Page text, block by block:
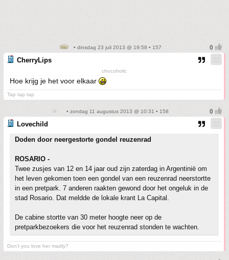
• dinsdag 23 juli 2013 @ 19:58 • 157
CherryLips
chocoholic
Hoe krijg je het voor elkaar
Tap tap tap
• zondag 11 augustus 2013 @ 10:31 • 158
Lovechild
Doden door neergestorte gondel reuzenrad
ROSARIO -
Twee zusjes van 12 en 14 jaar oud zijn zaterdag in Argentinië om
het leven gekomen toen een gondel van een reuzenrad neerstortte
in een pretpark. 7 anderen raakten gewond door het ongeluk in de
stad Rosario. Dat meldde de lokale krant La Capital.
De cabine stortte van 30 meter hoogte neer op de
pretparkbezoekers die voor het reuzenrad stonden te wachten.
Don't you love her madly?